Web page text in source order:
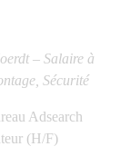
– Salaire à
Sécurité
Adsearch
(H/F)